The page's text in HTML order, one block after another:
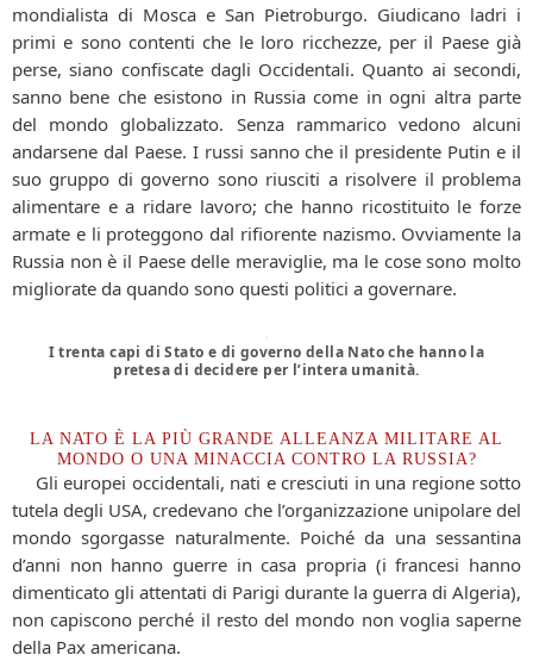
mondialista di Mosca e San Pietroburgo. Giudicano ladri i
primi e sono contenti che le loro ricchezze, per il Paese già
perse, siano confiscate dagli Occidentali. Quanto ai secondi,
sanno bene che esistono in Russia come in ogni altra parte
del mondo globalizzato. Senza rammarico vedono alcuni
andarsene dal Paese. I russi sanno che il presidente Putin e il
suo gruppo di governo sono riusciti a risolvere il problema
alimentare e a ridare lavoro; che hanno ricostituito le forze
armate e li proteggono dal rifiorente nazismo. Ovviamente la
Russia non è il Paese delle meraviglie, ma le cose sono molto
migliorate da quando sono questi politici a governare.
I trenta capi di Stato e di governo della Nato che hanno la
pretesa di decidere per l’intera umanità.
LA NATO È LA PIÙ GRANDE ALLEANZA MILITARE AL
MONDO O UNA MINACCIA CONTRO LA RUSSIA?
Gli europei occidentali, nati e cresciuti in una regione sotto
tutela degli USA, credevano che l’organizzazione unipolare del
mondo sgorgasse naturalmente. Poiché da una sessantina
d’anni non hanno guerre in casa propria (i francesi hanno
dimenticato gli attentati di Parigi durante la guerra di Algeria),
non capiscono perché il resto del mondo non voglia saperne
della Pax americana.